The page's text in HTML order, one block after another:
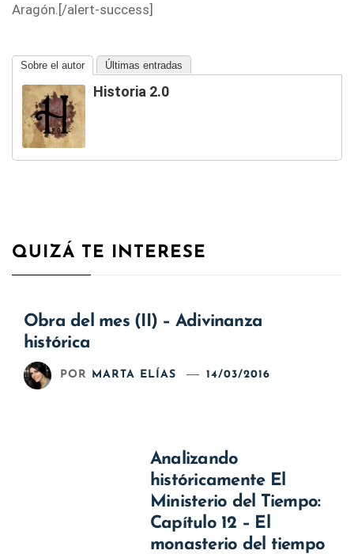
Aragón.[/alert-success]
Sobre el autor Últimas entradas
Historia 2.0
QUIZÁ TE INTERESE
Obra del mes (II) – Adivinanza
histórica
POR MARTA ELÍAS 14/03/2016
Analizando
históricamente El
Ministerio del Tiempo:
Capítulo 12 – El
monasterio del tiempo